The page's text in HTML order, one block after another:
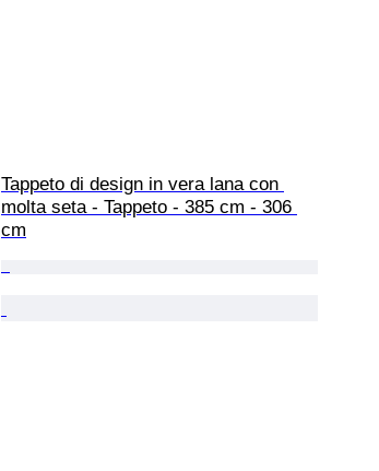
Tappeto di design in vera lana con
molta seta - Tappeto - 385 cm - 306
cm